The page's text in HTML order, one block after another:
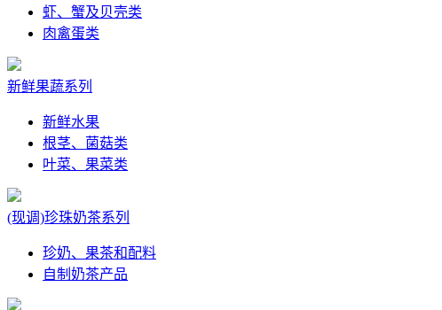
虾、蟹及贝壳类
肉禽蛋类
新鲜果蔬系列
新鲜水果
根茎、菌菇类
叶菜、果菜类
(现调)珍珠奶茶系列
珍奶、果茶和配料
自制奶茶产品